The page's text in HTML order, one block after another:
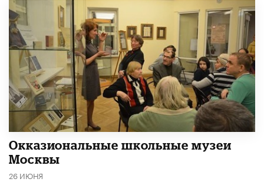
​Окказиональные школьные музеи
Москвы
26 ИЮНЯ